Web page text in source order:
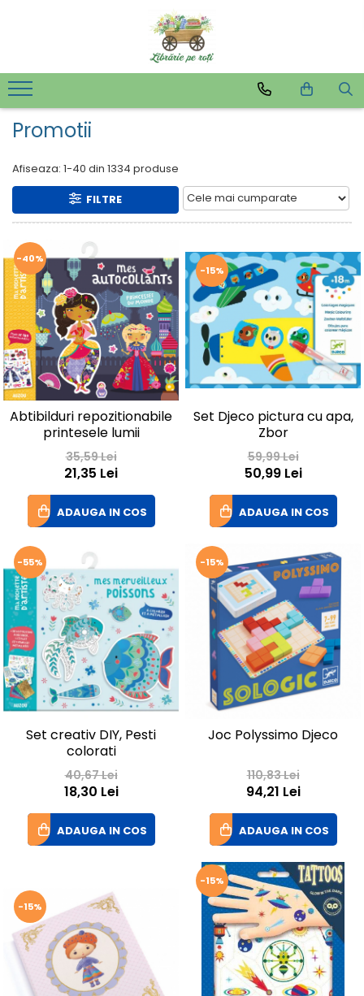
Promotii
Afiseaza: 1-40 din 1334 produse
FILTRE
-40%
Abtibilduri repozitionabile
printesele lumii
35,59 Lei
21,35 Lei
ADAUGA IN COS
-15%
Set Djeco pictura cu apa,
Zbor
59,99 Lei
50,99 Lei
ADAUGA IN COS
-55%
Set creativ DIY, Pesti
colorati
40,67 Lei
18,30 Lei
ADAUGA IN COS
-15%
Joc Polyssimo Djeco
110,83 Lei
94,21 Lei
ADAUGA IN COS
-15%
-15%